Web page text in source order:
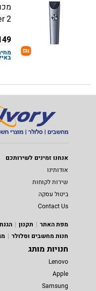
2
אנחנו זמינים לשירותכם
אודותינו
שירות לקוחות
ביטול עסקה
Contact Us
מפת האתר
תקנון
חנות מחשבים וסלולר
חנויות מותג
Lenovo
Apple
Samsung